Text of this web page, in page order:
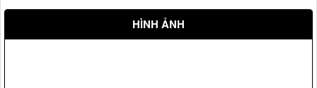
HÌNH ẢNH